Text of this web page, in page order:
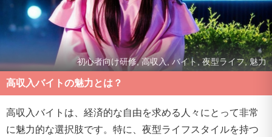
初心者向け研修, 高収入, バイト, 夜型ライフ, 魅力
高収入バイトの魅力とは？
高収入バイトは、経済的な自由を求める人々にとって非常
に魅力的な選択肢です。特に、夜型ライフスタイルを持つ